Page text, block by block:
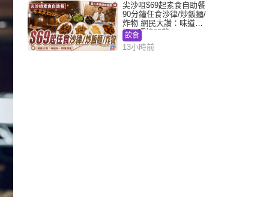
尖沙咀$69起素食自助餐
90分鐘任食沙律/炒飯麵/
炸物 網民大讚：味道
好，環境闊落
飲食
13小時前